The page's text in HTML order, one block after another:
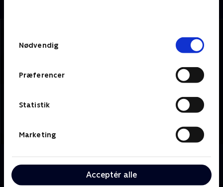
Nødvendig
Præferencer
Statistik
Marketing
Acceptér alle
Se 19.30-nyhederne fra TV 2 Kosmopol.